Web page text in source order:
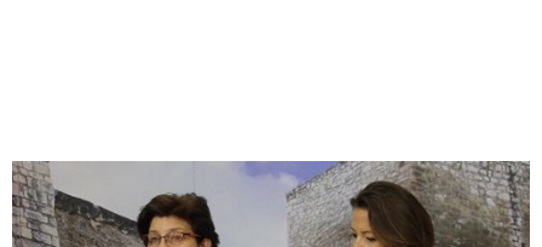
NECROLÓGICAS
GALERÍAS